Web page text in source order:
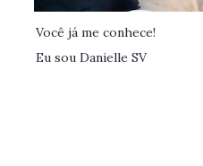
Você já me conhece!
Eu sou Danielle SV